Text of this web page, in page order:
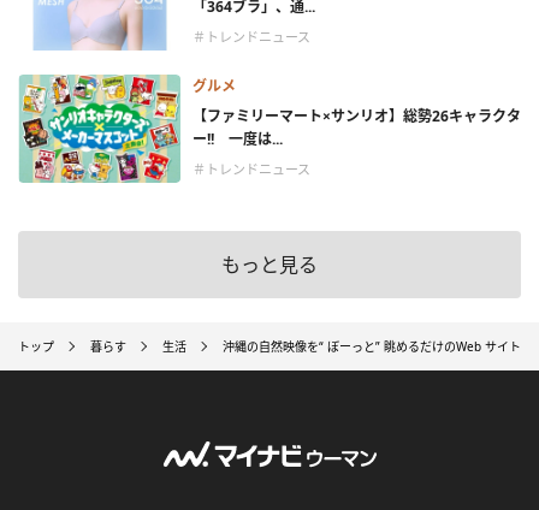
「364ブラ」、通...
＃トレンドニュース
グルメ
【ファミリーマート×サンリオ】総勢26キャラクタ
ー!! 一度は...
＃トレンドニュース
もっと見る
トップ 暮らす 生活 沖縄の自然映像を“ ぼーっと” 眺めるだけのWeb サイト